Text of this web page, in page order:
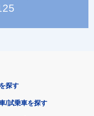
探す
/試乗車を探す